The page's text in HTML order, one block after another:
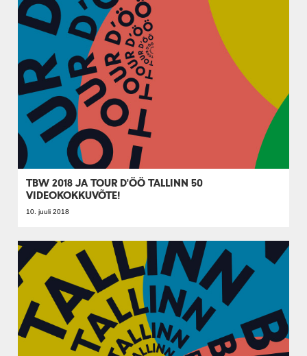
TBW 2018 JA TOUR D'ÖÖ TALLINN 50
VIDEOKOKKUVÕTE!
10. juuli 2018